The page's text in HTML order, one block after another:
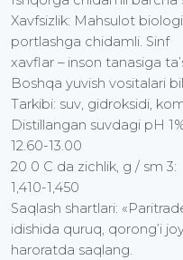
Xavfsizlik: Mahsulot
portlashga chidamli. Sinf
xavflar – inson tanasiga
Boshqa yuvish vositalari
Tarkibi: suv, gidroksidi,
Distillangan suvdagi pH
12.60-13.00
20 0 C da zichlik, g / sm 3:
1,410-1,450
Saqlash shartlari:
idishida quruq, qorong’i
haroratda saqlang.